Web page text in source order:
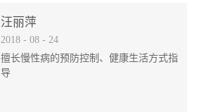
汪丽萍
2018 - 08 - 24
擅长慢性病的预防控制、健康生活方式指
导